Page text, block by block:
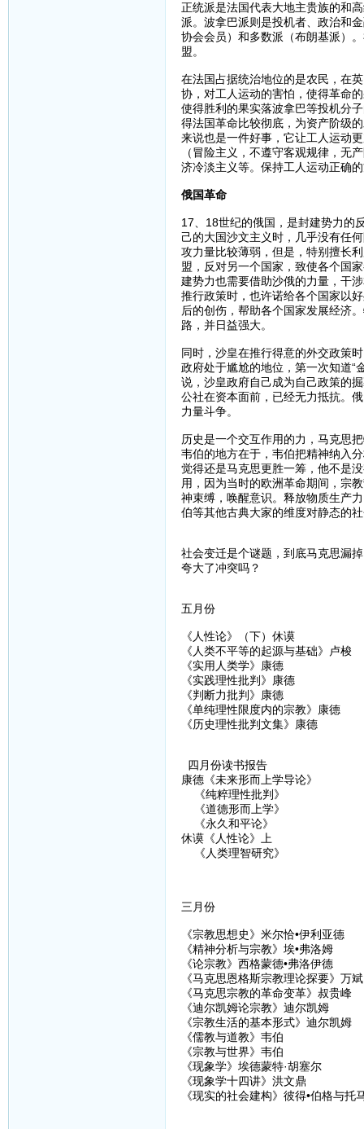
正统派是法国代表大地主贵族的和
派。波拿巴派则是投机者、政治和
协会会员）和多数派（布朗基派）
盟。
在法国占据统治地位的是农民，在
协，对工人运动的害怕，使得革命
使得胜利的果实落波拿巴等投机分
得法国革命比较彻底，为资产阶级
来说也是一件好事，它让工人运动
（冒险主义，不遵守客观规律，无
济冷淡主义等。保持工人运动正确
俄国革命
17、18世纪的俄国，是封建势力的
己的大国沙文主义时，几乎没有任
攻力量比较薄弱，但是，特别擅长
盟，反对另一个国家，致使各个国
建势力也需要借助沙俄的力量，干
推行政策时，也许诺给各个国家以
后的创伤，帮助各个国家发展经济
路，并日益强大。
同时，沙皇在推行得意的外交政策
政府处于尴尬的地位，第一次知道“
说，沙皇政府自己成为自己政策的
公社在资本面前，已经无力抵抗。
力量斗争。
历史是一个交互作用的力，马克思
韦伯的地方在于，韦伯把精神纳入
觉得还是马克思更胜一筹，他不是
用，因为当时的欧洲革命期间，宗
神束缚，唤醒意识。释放物质生产
伯等其他古典大家的维度对静态的
社会变迁是个谜题，到底马克思漏
夸大了冲突吗？
五月份
《人性论》（下）休谟
《人类不平等的起源与基础》卢梭
《实用人类学》康德
《实践理性批判》康德
《判断力批判》康德
《单纯理性限度内的宗教》康德
《历史理性批判文集》康德
四月份读书报告
康德《未来形而上学导论》
《纯粹理性批判》
《道德形而上学》
《永久和平论》
休谟《人性论》上
《人类理智研究》
三月份
《宗教思想史》米尔恰•伊利亚德
《精神分析与宗教》埃•弗洛姆
《论宗教》西格蒙德•弗洛伊德
《马克思恩格斯宗教理论探要》万
《马克思宗教的革命变革》叔贵峰
《迪尔凯姆论宗教》迪尔凯姆
《宗教生活的基本形式》迪尔凯姆
《儒教与道教》韦伯
《宗教与世界》韦伯
《现象学》埃德蒙特·胡塞尔
《现象学十四讲》洪文鼎
《现实的社会建构》彼得•伯格与托